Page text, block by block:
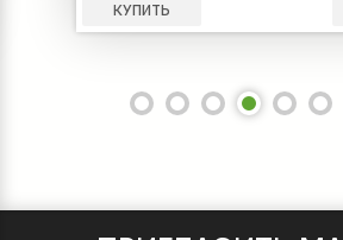
КУПИТЬ